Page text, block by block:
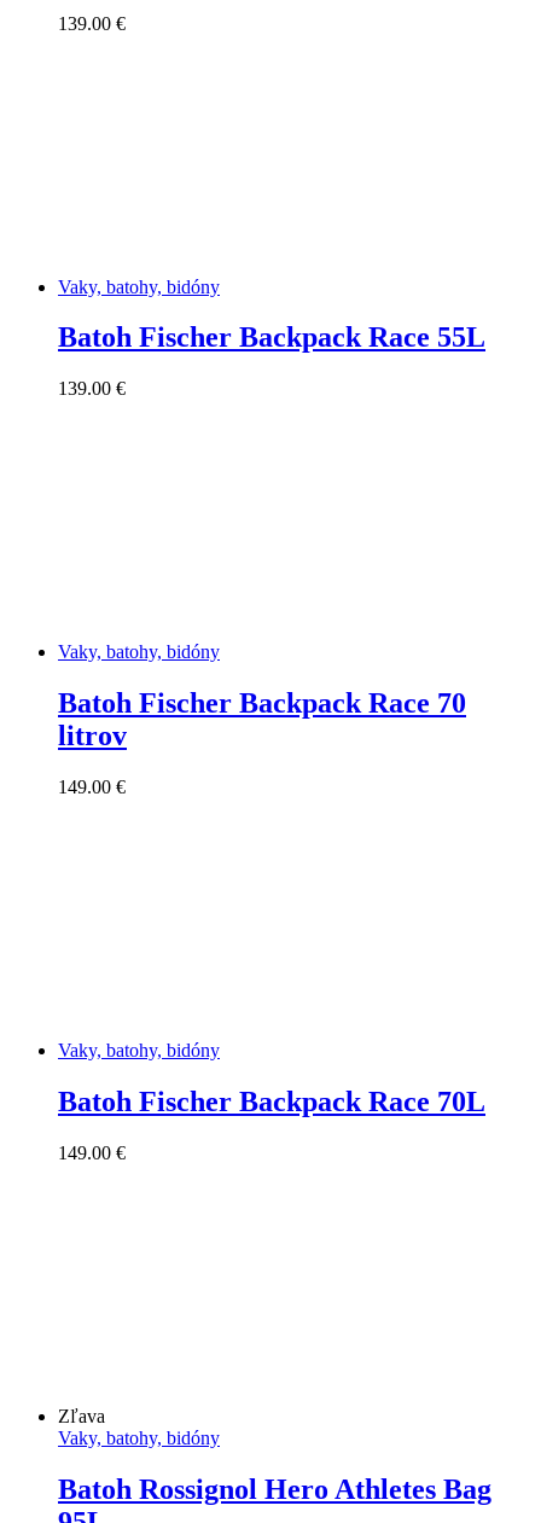
139.00 €
Vaky, batohy, bidóny
Batoh Fischer Backpack Race 55L
139.00 €
Vaky, batohy, bidóny
Batoh Fischer Backpack Race 70
litrov
149.00 €
Vaky, batohy, bidóny
Batoh Fischer Backpack Race 70L
149.00 €
Zľava
Vaky, batohy, bidóny
Batoh Rossignol Hero Athletes Bag